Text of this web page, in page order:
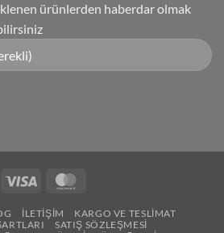
ürünlerden haberdar olmak
Visa
İLETIŞIM
KARGO VE TESLIMAT
SATIŞ SÖZLEŞMESI